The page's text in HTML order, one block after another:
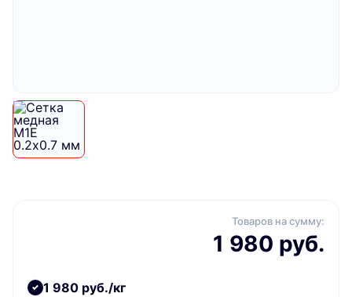
Товаров на сумму:
1 980 руб.
1 980 руб./кг